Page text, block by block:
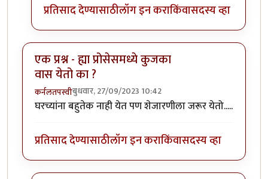
प्रतिसाद देण्यासाठीलॉग इन कराकिंवासदस्य व्हा
एक प्रश्न - ह्या प्रोसेसमध्ये कुजका
वास येतो का ?
कर्नलतपस्वीबुधवार, 27/09/2023 10:42
घरच्यांना बहुतेक नाही येत पण शेजारणीला जरूर येतो.....
प्रतिसाद देण्यासाठीलॉग इन कराकिंवासदस्य व्हा